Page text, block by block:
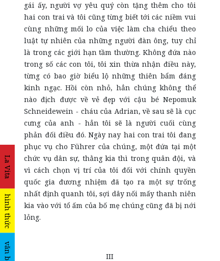
La Vita
hình thức
văn bản
gái ấy, người vợ yêu quý còn tặng thêm cho tôi
hai con trai và tôi cũng từng biết tới các niềm vui
cùng những mối lo của việc làm cha chiểu theo
luật tự nhiên của những người đàn ông, tuy chỉ
là trong các giới hạn tầm thường. Không đứa nào
trong số các con tôi, tôi xin thừa nhận điều này,
từng có bao giờ biểu lộ những thiên bẩm đáng
kinh ngạc. Hồi còn nhỏ, hẳn chúng không thể
nào địch được về vẻ đẹp với cậu bé Nepomuk
Schneidewein - cháu của Adrian, về sau sẽ là cục
cưng của anh - hẳn tôi sẽ là người cuối cùng
phản đối điều đó. Ngày nay hai con trai tôi đang
phục vụ cho Führer của chúng, một đứa tại một
chức vụ dân sự, thằng kia thì trong quân đội, và
vì cách chọn vị trí của tôi đối với chính quyền
quốc gia đương nhiệm đã tạo ra một sự trống
nhất định quanh tôi, sợi dây nối mấy thanh niên
kia vào với tổ ấm của bố mẹ chúng cũng đã bị nới
lỏng.
III